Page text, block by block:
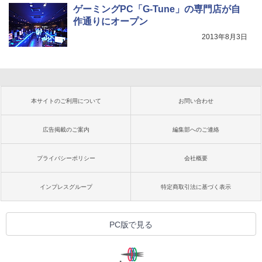
ゲーミングPC「G-Tune」の専門店が自
作通りにオープン
2013年8月3日
本サイトのご利用について お問い合わせ
広告掲載のご案内 編集部へのご連絡
プライバシーポリシー 会社概要
インプレスグループ 特定商取引法に基づく表示
PC版で見る